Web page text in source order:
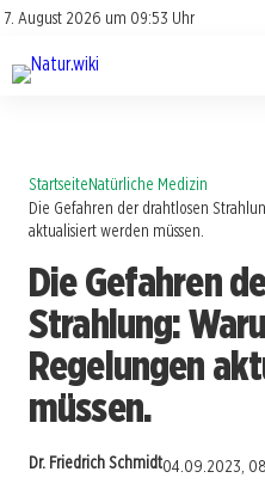
7. August 2026 um 09:53 Uhr
Account
Lexikon
Themen
StartseiteNatürliche Medizin
Die Gefahren der drahtlosen
aktualisiert werden müssen.
Die Gefahren
Strahlung:
Regelungen
müssen.
Dr. Friedrich Schmidt04.09.2023,